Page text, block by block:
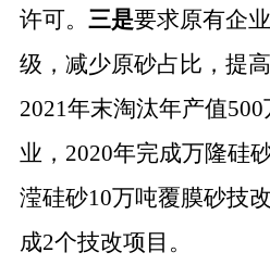
许可。 三是要求原有企
级，减少原砂占比，提
2021年末淘汰年产值
业，2020年完成万隆硅
滢硅砂10万吨覆膜砂技
成2个技改项目。